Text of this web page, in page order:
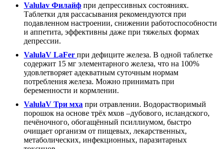
Valulav Филайф при депрессивных состояниях.
Таблетки для рассасывания рекомендуются при
подавленном настроении, снижении работоспособности
и аппетита, эффективны даже при тяжелых формах
депрессии.
ValulaV LaFer при дефиците железа. В одной таблетке
содержит 15 мг элементарного железа, что на 100%
удовлетворяет адекватным суточным нормам
потребления железа. Можно принимать при
беременности и кормлении.
ValulaV Три мха при отравлении. Водорастворимый
порошок на основе трёх мхов –дубового, исландского,
печёночного, обогащённый псиллиумом, быстро
очищает организм от пищевых, лекарственных,
метаболических, инфекционных, паразитарных